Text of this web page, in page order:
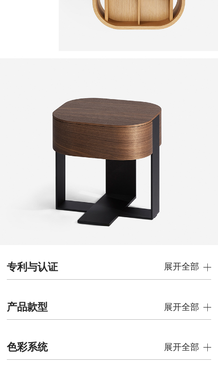
专利与认证 展开全部
产品款型 展开全部
色彩系统 展开全部